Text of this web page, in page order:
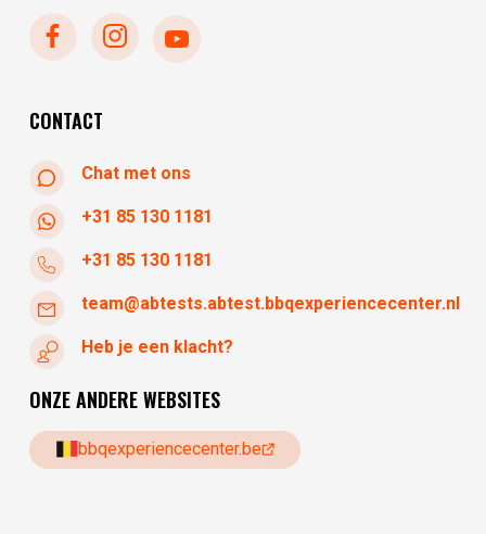
woensdag
donderdag
CONTACT
Chat met ons
+31 85 130 1181
+31 85 130 1181
team@abtests.abtest.bbqexperiencecenter.nl
Heb je een klacht?
ONZE ANDERE WEBSITES
bbqexperiencecenter.be